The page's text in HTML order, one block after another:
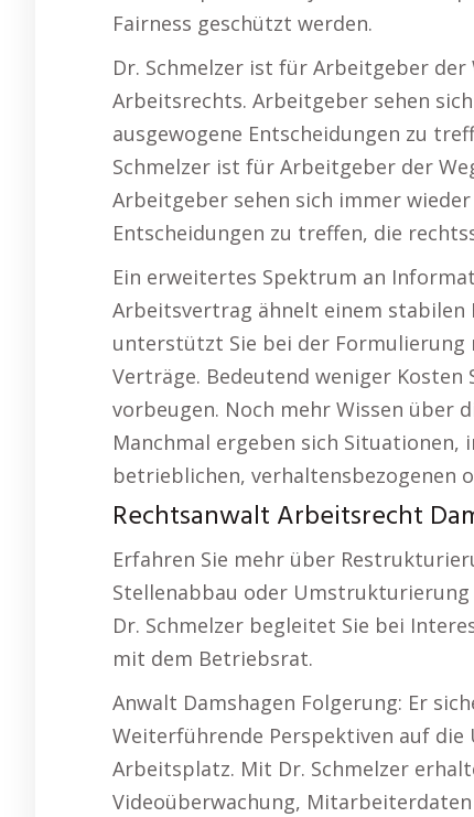
Fairness geschützt werden.
Dr. Schmelzer ist für Arbeitgeber
Arbeitsrechts. Arbeitgeber sehen
ausgewogene Entscheidungen zu
Schmelzer ist für Arbeitgeber der
Arbeitgeber sehen sich immer
Entscheidungen zu treffen, die
Ein erweitertes Spektrum an
Arbeitsvertrag ähnelt einem stabilen
unterstützt Sie bei der
Verträge. Bedeutend weniger Kosten
vorbeugen. Noch mehr Wissen über
Manchmal ergeben sich
betrieblichen, verhaltensbezogenen
Rechtsanwalt Arbeitsrecht
Erfahren Sie mehr über
Stellenabbau oder
Dr. Schmelzer begleitet Sie bei
mit dem Betriebsrat.
Anwalt Damshagen Folgerung: Er
Weiterführende Perspektiven auf
Arbeitsplatz. Mit Dr. Schmelzer
Videoüberwachung,